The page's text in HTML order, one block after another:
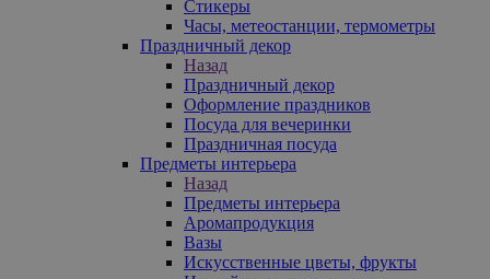
Стикеры
Часы, метеостанции, термометры
Праздничный декор
Назад
Праздничный декор
Оформление праздников
Посуда для вечеринки
Праздничная посуда
Предметы интерьера
Назад
Предметы интерьера
Аромапродукция
Вазы
Искусственные цветы, фрукты